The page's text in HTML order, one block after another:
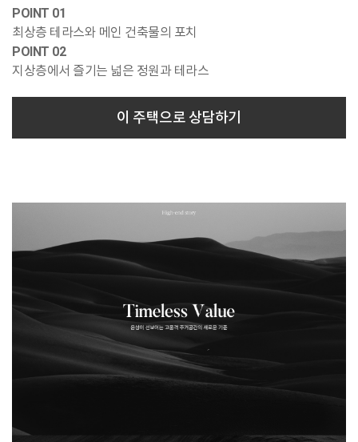
POINT 01
최상층 테라스와 메인 건축물의 포치
POINT 02
지상층에서 즐기는 넓은 정원과 테라스
이 주택으로 상담하기